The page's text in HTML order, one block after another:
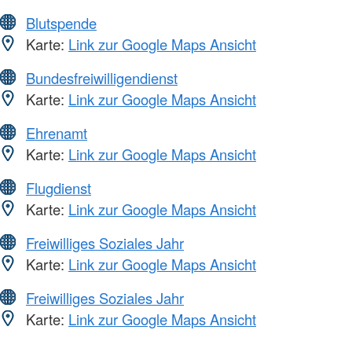
Blutspende
Karte: Link zur Google Maps Ansicht
Bundesfreiwilligendienst
Karte: Link zur Google Maps Ansicht
Ehrenamt
Karte: Link zur Google Maps Ansicht
Flugdienst
Karte: Link zur Google Maps Ansicht
Freiwilliges Soziales Jahr
Karte: Link zur Google Maps Ansicht
Freiwilliges Soziales Jahr
Karte: Link zur Google Maps Ansicht